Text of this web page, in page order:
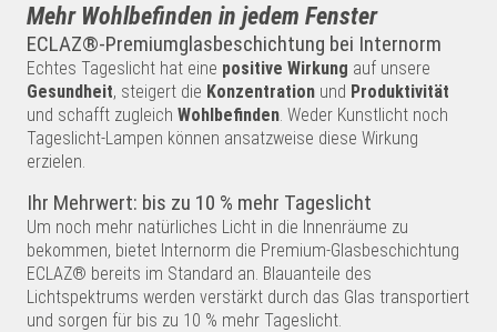
Mehr Wohlbefinden in jedem Fenster
ECLAZ®-Premiumglasbeschichtung bei Internorm
Echtes Tageslicht hat eine positive Wirkung auf unsere
Gesundheit, steigert die Konzentration und Produktivität
und schafft zugleich Wohlbefinden. Weder Kunstlicht noch
Tageslicht-Lampen können ansatzweise diese Wirkung
erzielen.
Ihr Mehrwert: bis zu 10 % mehr Tageslicht
Um noch mehr natürliches Licht in die Innenräume zu
bekommen, bietet Internorm die Premium-Glasbeschichtung
ECLAZ® bereits im Standard an. Blauanteile des
Lichtspektrums werden verstärkt durch das Glas transportiert
und sorgen für bis zu 10 % mehr Tageslicht.